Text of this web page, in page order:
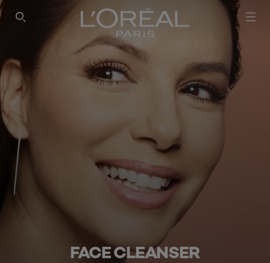
SEARCH THIS SITE
FACE CLEANSER